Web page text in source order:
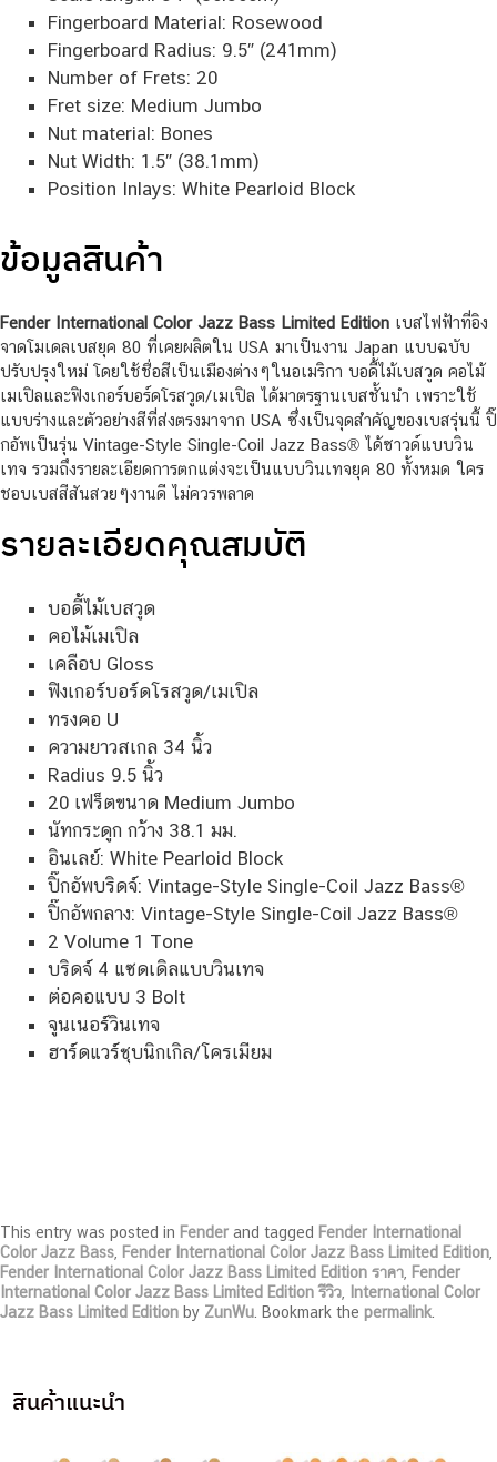
Fingerboard Material: Rosewood
Fingerboard Radius: 9.5″ (241mm)
Number of Frets: 20
Fret size: Medium Jumbo
Nut material: Bones
Nut Width: 1.5″ (38.1mm)
Position Inlays: White Pearloid Block
ข้อมูลสินค้า
Fender International Color Jazz Bass Limited Edition เบสไฟฟ้าที่อิง
จาดโมเดลเบสยุค 80 ที่เคยผลิตใน USA มาเป็นงาน Japan แบบฉบับ
ปรับปรุงใหม่ โดยใช้ชื่อสีเป็นเมืองต่างๆในอเมริกา บอดี้ไม้เบสวูด คอไม้
เมเปิลและฟิงเกอร์บอร์ดโรสวูด/เมเปิล ได้มาตรฐานเบสชั้นนำ เพราะใช้
แบบร่างและตัวอย่างสีที่ส่งตรงมาจาก USA ซึ่งเป็นจุดสำคัญของเบสรุ่นนี้ ปิ๊
กอัพเป็นรุ่น Vintage-Style Single-Coil Jazz Bass® ได้ซาวด์แบบวิน
เทจ รวมถึงรายละเอียดการตกแต่งจะเป็นแบบวินเทจยุค 80 ทั้งหมด ใคร
ชอบเบสสีสันสวยๆงานดี ไม่ควรพลาด
รายละเอียดคุณสมบัติ
บอดี้ไม้เบสวูด
คอไม้เมเปิล
เคลือบ Gloss
ฟิงเกอร์บอร์ดโรสวูด/เมเปิล
ทรงคอ U
ความยาวสเกล 34 นิ้ว
Radius 9.5 นิ้ว
20 เฟร็ตขนาด Medium Jumbo
นัทกระดูก กว้าง 38.1 มม.
อินเลย์: White Pearloid Block
ปิ๊กอัพบริดจ์: Vintage-Style Single-Coil Jazz Bass®
ปิ๊กอัพกลาง: Vintage-Style Single-Coil Jazz Bass®
2 Volume 1 Tone
บริดจ์ 4 แซดเดิลแบบวินเทจ
ต่อคอแบบ 3 Bolt
จูนเนอร์วินเทจ
ฮาร์ดแวร์ชุบนิกเกิล/โครเมียม
This entry was posted in Fender and tagged Fender International
Color Jazz Bass Fender International Color Jazz Bass Limited Edition
Fender International Color Jazz Bass Limited Edition ราคา Fender
International Color Jazz Bass Limited Edition รีวิว
International Color
Jazz Bass Limited Edition by ZunWu . Bookmark the permalink
สินค้าแนะนำ